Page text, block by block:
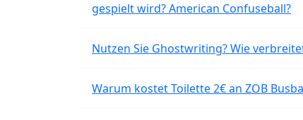
gespielt wird? American Confuseball?
Nutzen Sie Ghostwriting? Wie
Warum kostet Toilette 2€ an ZOB